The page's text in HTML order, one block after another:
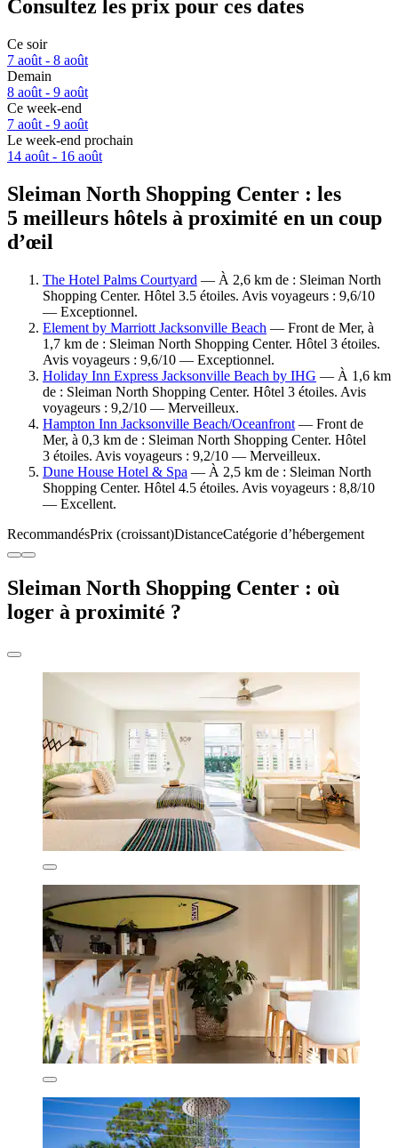
Consultez les prix pour ces dates
Ce soir
7 août - 8 août
Demain
8 août - 9 août
Ce week-end
7 août - 9 août
Le week-end prochain
14 août - 16 août
Sleiman North Shopping Center : les
5 meilleurs hôtels à proximité en un coup
d’œil
The Hotel Palms Courtyard — À 2,6 km de : Sleiman North
Shopping Center. Hôtel 3.5 étoiles. Avis voyageurs : 9,6/10
— Exceptionnel.
Element by Marriott Jacksonville Beach — Front de Mer, à
1,7 km de : Sleiman North Shopping Center. Hôtel 3 étoiles.
Avis voyageurs : 9,6/10 — Exceptionnel.
Holiday Inn Express Jacksonville Beach by IHG — À 1,6 km
de : Sleiman North Shopping Center. Hôtel 3 étoiles. Avis
voyageurs : 9,2/10 — Merveilleux.
Hampton Inn Jacksonville Beach/Oceanfront — Front de
Mer, à 0,3 km de : Sleiman North Shopping Center. Hôtel
3 étoiles. Avis voyageurs : 9,2/10 — Merveilleux.
Dune House Hotel & Spa — À 2,5 km de : Sleiman North
Shopping Center. Hôtel 4.5 étoiles. Avis voyageurs : 8,8/10
— Excellent.
RecommandésPrix (croissant)DistanceCatégorie d’hébergement
Sleiman North Shopping Center : où
loger à proximité ?